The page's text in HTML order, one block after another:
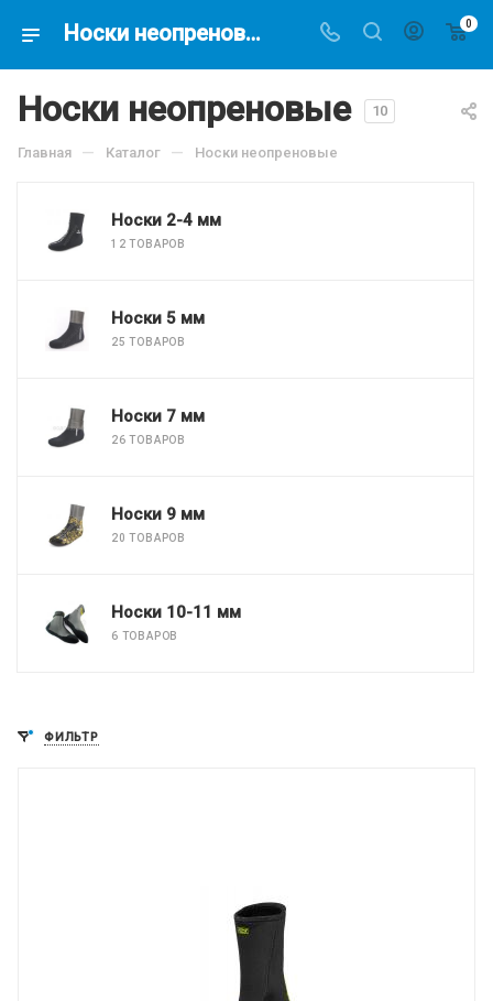
Носки неопреновые купить в магазине подводной охоты - Водолаз.РФ - 0
Носки неопреновые 10
Главная — Каталог — Носки неопреновые
Носки 2-4 мм
12 ТОВАРОВ
Носки 5 мм
25 ТОВАРОВ
Носки 7 мм
26 ТОВАРОВ
Носки 9 мм
20 ТОВАРОВ
Носки 10-11 мм
6 ТОВАРОВ
ФИЛЬТР